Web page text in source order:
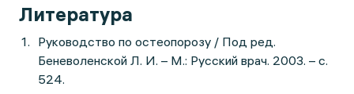
Литература
Руководство по остеопорозу / Под ред.
Беневоленской Л. И. – М.: Русский врач. 2003. – с.
524.